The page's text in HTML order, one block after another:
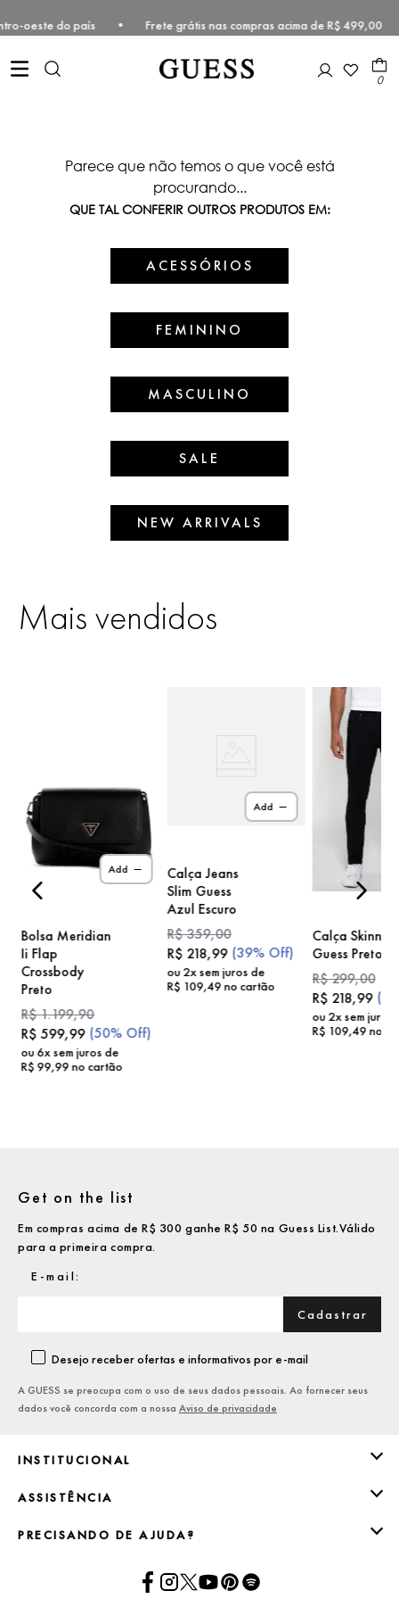
Centro-oeste do país • Frete grátis nas compras acima de R$
0
Parece que não temos o que você está
procurando...
QUE TAL CONFERIR OUTROS PRODUTOS EM:
ACESSÓRIOS
FEMININO
MASCULINO
SALE
NEW ARRIVALS
Mais vendidos
Add
Bolsa Meridian
Ii Flap
Crossbody
Preto
R$1.199,90
R$ 599,99 (50% Off)
ou 6x sem juros de
R$ 99,99no cartão
Add
Calça Jeans
Slim Guess
Azul Escuro
R$359,00
R$ 218,99 (39% Off)
ou2x sem juros de
R$ 109,49no cartão
Calça Skinny
Guess Preto
R$299,00
R$ 218,99 (
ou 2x sem juros
R$ 109,49no
INSTITUCIONAL
ASSISTÊNCIA
PRECISANDO DE AJUDA?
Get on the list
Em compras acima de R$ 300 ganhe R$ 50 na Guess List.Válido
para a primeira compra.
Cadastrar
Desejo receber ofertas e informativos por e-mail
A GUESS se preocupa com o uso de seus dados pessoais. Ao fornecer seus
dados você concorda com a nossa Aviso de privacidade